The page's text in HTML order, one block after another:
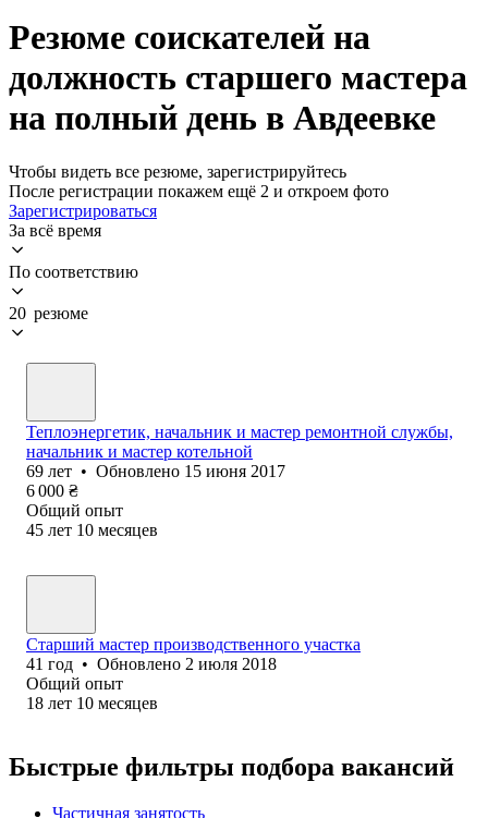
Резюме соискателей на
должность старшего мастера
на полный день в Авдеевке
Чтобы видеть все резюме, зарегистрируйтесь
После регистрации покажем ещё 2 и откроем фото
Зарегистрироваться
За всё время
По соответствию
20 резюме
Теплоэнергетик, начальник и мастер ремонтной службы,
начальник и мастер котельной
69 лет • Обновлено 15 июня 2017
6 000 ₴
Общий опыт
45 лет 10 месяцев
Старший мастер производственного участка
41 год • Обновлено 2 июля 2018
Общий опыт
18 лет 10 месяцев
Быстрые фильтры подбора вакансий
Частичная занятость